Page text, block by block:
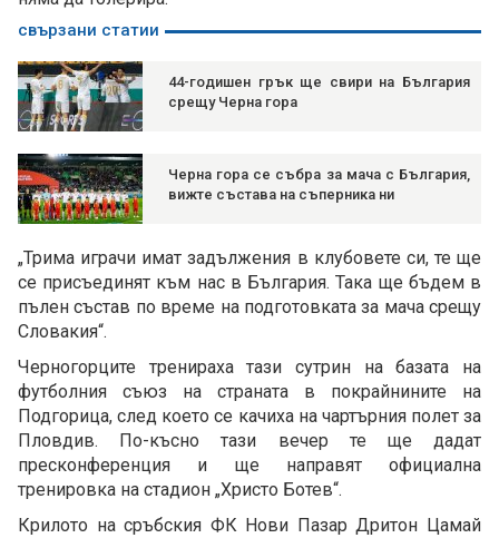
свързани статии
44-годишен грък ще свири на България
срещу Черна гора
Черна гора се събра за мача с България,
вижте състава на съперника ни
„Трима играчи имат задължения в клубовете си, те ще
се присъединят към нас в България. Така ще бъдем в
пълен състав по време на подготовката за мача срещу
Словакия“.
Черногорците тренираха тази сутрин на базата на
футболния съюз на страната в покрайнините на
Подгорица, след което се качиха на чартърния полет за
Пловдив. По-късно тази вечер те ще дадат
пресконференция и ще направят официална
тренировка на стадион „Христо Ботев“.
Крилото на сръбския ФК Нови Пазар Дритон Цамай